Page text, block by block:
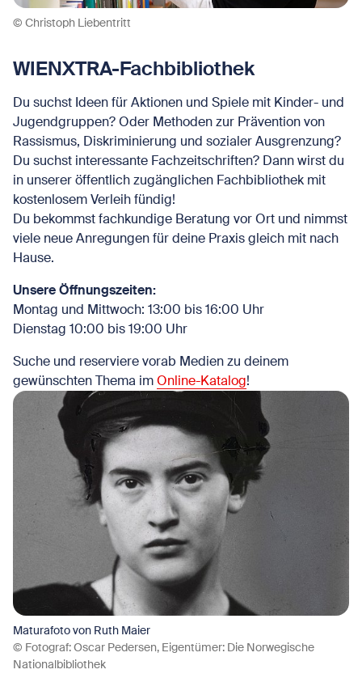
© Christoph Liebentritt
WIENXTRA-Fachbibliothek
Du suchst Ideen für Aktionen und Spiele mit Kinder- und
Jugendgruppen? Oder Methoden zur Prävention von
Rassismus, Diskriminierung und sozialer Ausgrenzung?
Du suchst interessante Fachzeitschriften? Dann wirst du
in unserer öffentlich zugänglichen Fachbibliothek mit
kostenlosem Verleih fündig!
Du bekommst fachkundige Beratung vor Ort und nimmst
viele neue Anregungen für deine Praxis gleich mit nach
Hause.
Unsere Öffnungszeiten:
Montag und Mittwoch: 13:00 bis 16:00 Uhr
Dienstag 10:00 bis 19:00 Uhr
Suche und reserviere vorab Medien zu deinem
gewünschten Thema imOnline-Katalog!
Maturafoto von Ruth Maier
© Fotograf: Oscar Pedersen, Eigentümer: Die Norwegische
Nationalbibliothek